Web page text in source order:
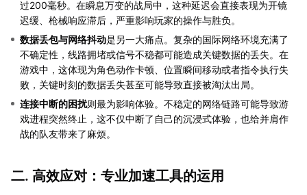
过200毫秒。在瞬息万变的战局中，这种延迟会直接表现为开镜
迟缓、枪械响应滞后，严重影响玩家的操作与胜负。
数据丢包与网络抖动是另一大痛点。复杂的国际网络环境充满了
不确定性，线路拥堵或信号不稳都可能造成关键数据的丢失。在
游戏中，这体现为角色动作卡顿、位置瞬间移动或者指令执行失
败，关键时刻的数据丢失甚至可能导致直接被淘汰出局。
连接中断的困扰则最为影响体验。不稳定的网络链路可能导致游
戏进程突然终止，这不仅中断了自己的沉浸式体验，也给并肩作
战的队友带来了麻烦。
二. 高效应对：专业加速工具的运用